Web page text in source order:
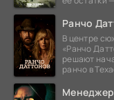
Ранчо
В центре
«Ранчо
решают
ранчо в